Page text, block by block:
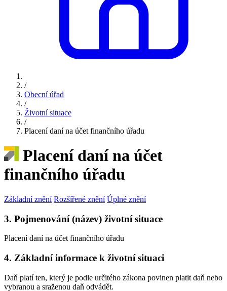
/
Obecní úřad
/
Životní situace
/
Placení daní na účet finančního úřadu
Placení daní na účet
finančního úřadu
Základní znění Rozšířené znění Úplné znění
3. Pojmenování (název) životní situace
Placení daní na účet finančního úřadu
4. Základní informace k životní situaci
Daň platí ten, který je podle určitého zákona povinen platit daň nebo
vybranou a sraženou daň odvádět.